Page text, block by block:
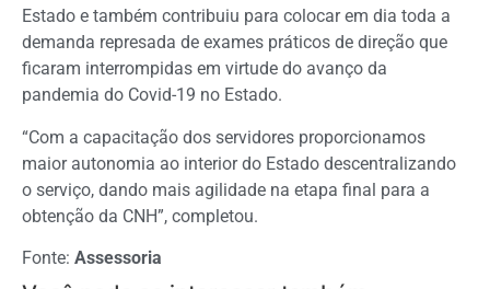
Estado e também contribuiu para colocar em dia toda a
demanda represada de exames práticos de direção que
ficaram interrompidas em virtude do avanço da
pandemia do Covid-19 no Estado.
“Com a capacitação dos servidores proporcionamos
maior autonomia ao interior do Estado descentralizando
o serviço, dando mais agilidade na etapa final para a
obtenção da CNH”, completou.
Fonte: Assessoria